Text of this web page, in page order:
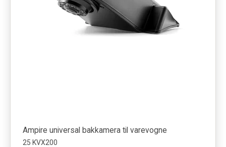
Ampire universal bakkamera til varevogne
25 KVX200